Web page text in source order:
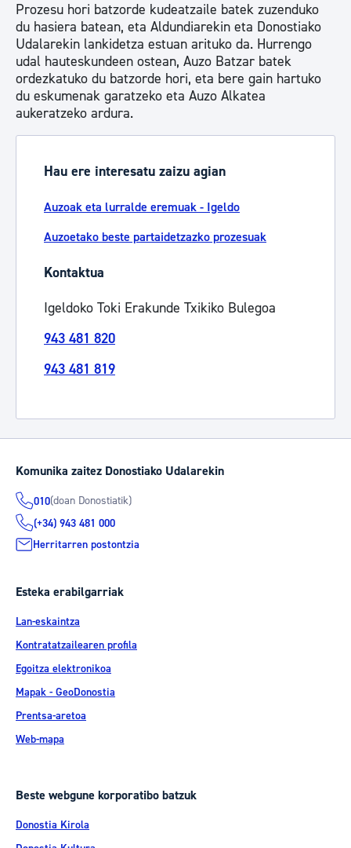
Prozesu hori batzorde kudeatzaile batek zuzenduko
du hasiera batean, eta Aldundiarekin eta Donostiako
Udalarekin lankidetza estuan arituko da. Hurrengo
udal hauteskundeen ostean, Auzo Batzar batek
ordezkatuko du batzorde hori, eta bere gain hartuko
du eskumenak garatzeko eta Auzo Alkatea
aukeratzeko ardura.
Hau ere interesatu zaizu agian
Auzoak eta lurralde eremuak - Igeldo
Auzoetako beste partaidetzazko prozesuak
Kontaktua
Igeldoko Toki Erakunde Txikiko Bulegoa
943 481 820
943 481 819
Komunika zaitez Donostiako Udalarekin
010(doan Donostiatik)
(+34) 943 481 000
Herritarren postontzia
Esteka erabilgarriak
Lan-eskaintza
Kontratatzailearen profila
Egoitza elektronikoa
Mapak - GeoDonostia
Prentsa-aretoa
Web-mapa
Beste webgune korporatibo batzuk
Donostia Kirola